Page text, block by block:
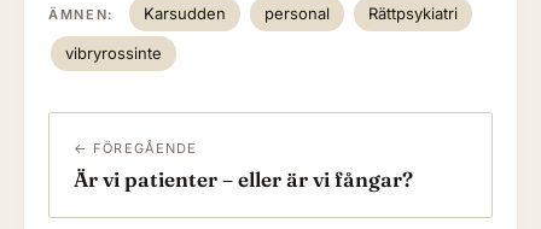
ÄMNEN: Karsudden personal Rättpsykiatri
vibryrossinte
← FÖREGÅENDE
Är vi patienter – eller är vi fångar?